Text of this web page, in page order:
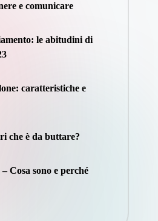
e comunicare
le abitudini di
caratteristiche e
che è da buttare?
Cosa sono e perché